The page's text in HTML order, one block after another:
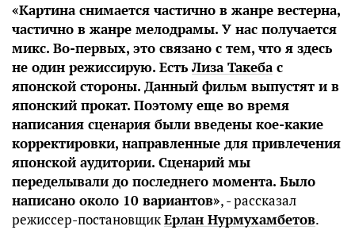
«Картина снимается частично в жанре вестерна,
частично в жанре мелодрамы. У нас получается
микс. Во-первых, это связано с тем, что я здесь
не один режиссирую. Есть Лиза Такебас
японской стороны. Данный фильм выпустят и в
японский прокат. Поэтому еще во время
написания сценария были введены кое-какие
корректировки, направленные для привлечения
японской аудитории. Сценарий мы
переделывали до последнего момента. Было
написано около 10 вариантов», - рассказал
режиссер-постановщикЕрлан Нурмухамбетов.